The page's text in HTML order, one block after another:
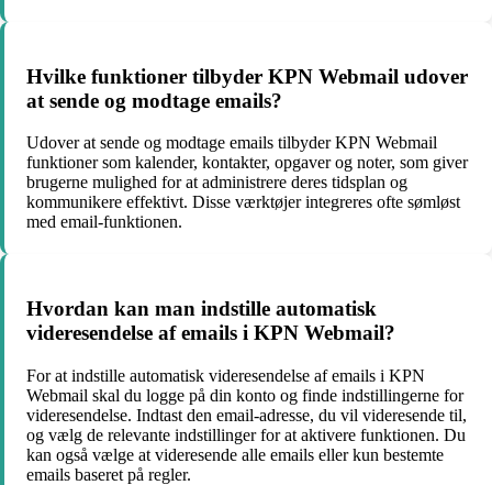
Hvilke funktioner tilbyder KPN Webmail udover
at sende og modtage emails?
Udover at sende og modtage emails tilbyder KPN Webmail
funktioner som kalender, kontakter, opgaver og noter, som giver
brugerne mulighed for at administrere deres tidsplan og
kommunikere effektivt. Disse værktøjer integreres ofte sømløst
med email-funktionen.
Hvordan kan man indstille automatisk
videresendelse af emails i KPN Webmail?
For at indstille automatisk videresendelse af emails i KPN
Webmail skal du logge på din konto og finde indstillingerne for
videresendelse. Indtast den email-adresse, du vil videresende til,
og vælg de relevante indstillinger for at aktivere funktionen. Du
kan også vælge at videresende alle emails eller kun bestemte
emails baseret på regler.